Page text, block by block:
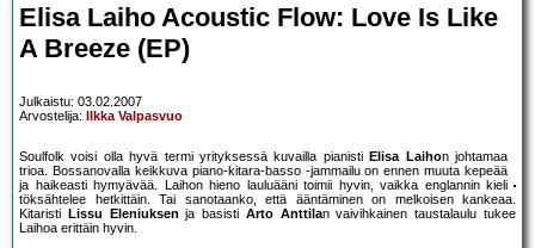
Elisa Laiho Acoustic Flow: Love Is Like
A Breeze (EP)
Julkaistu: 03.02.2007
Arvostelija:
Ilkka Valpasvuo
Soulfolk voisi olla hyvä termi yrityksessä kuvailla pianisti Elisa Laihon johtamaa
trioa. Bossanovalla keikkuva piano-kitara-basso -jammailu on ennen muuta kepeää
ja haikeasti hymyävää. Laihon hieno lauluääni toimii hyvin, vaikka englannin kieli
töksähtelee hetkittäin. Tai sanotaanko, että ääntäminen on melkoisen kankeaa.
Kitaristi
Lissu Eleniuksen ja basisti Arto Anttilan vaivihkainen taustalaulu tukee
Laihoa erittäin hyvin.